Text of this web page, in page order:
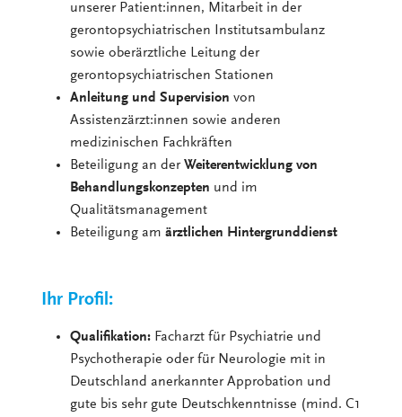
unserer Patient:innen, Mitarbeit in der
gerontopsychiatrischen Institutsambulanz
sowie oberärztliche Leitung der
gerontopsychiatrischen Stationen
Anleitung und Supervision von
Assistenzärzt:innen sowie anderen
medizinischen Fachkräften
Beteiligung an derWeiterentwicklung von
Behandlungskonzepten und im
Qualitätsmanagement
Beteiligung amärztlichen Hintergrunddienst
Ihr Profil:
Qualifikation: Facharzt für Psychiatrie und
Psychotherapie oder für Neurologie mit in
Deutschland anerkannter Approbation und
gute bis sehr gute Deutschkenntnisse (mind. C1